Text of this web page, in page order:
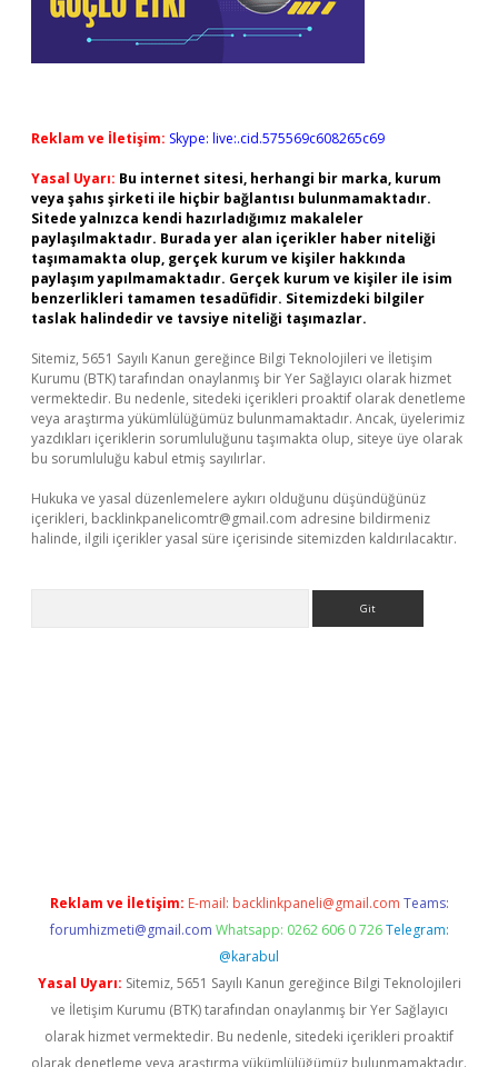
Reklam ve İletişim: Skype: live:.cid.575569c608265c69
Yasal Uyarı: Bu internet sitesi, herhangi bir marka, kurum
veya şahıs şirketi ile hiçbir bağlantısı bulunmamaktadır.
Sitede yalnızca kendi hazırladığımız makaleler
paylaşılmaktadır. Burada yer alan içerikler haber niteliği
taşımamakta olup, gerçek kurum ve kişiler hakkında
paylaşım yapılmamaktadır. Gerçek kurum ve kişiler ile isim
benzerlikleri tamamen tesadüfidir. Sitemizdeki bilgiler
taslak halindedir ve tavsiye niteliği taşımazlar.
Sitemiz, 5651 Sayılı Kanun gereğince Bilgi Teknolojileri ve İletişim
Kurumu (BTK) tarafından onaylanmış bir Yer Sağlayıcı olarak hizmet
vermektedir. Bu nedenle, sitedeki içerikleri proaktif olarak denetleme
veya araştırma yükümlülüğümüz bulunmamaktadır. Ancak, üyelerimiz
yazdıkları içeriklerin sorumluluğunu taşımakta olup, siteye üye olarak
bu sorumluluğu kabul etmiş sayılırlar.
Hukuka ve yasal düzenlemelere aykırı olduğunu düşündüğünüz
içerikleri, backlinkpanelicomtr@gmail.com adresine bildirmeniz
halinde, ilgili içerikler yasal süre içerisinde sitemizden kaldırılacaktır.
Reklam ve İletişim: E-mail: backlinkpaneli@gmail.com Teams:
forumhizmeti@gmail.com Whatsapp: 0262 606 0 726 Telegram:
@karabul
Yasal Uyarı: Sitemiz, 5651 Sayılı Kanun gereğince Bilgi Teknolojileri
ve İletişim Kurumu (BTK) tarafından onaylanmış bir Yer Sağlayıcı
olarak hizmet vermektedir. Bu nedenle, sitedeki içerikleri proaktif
olarak denetleme veya araştırma yükümlülüğümüz bulunmamaktadır.